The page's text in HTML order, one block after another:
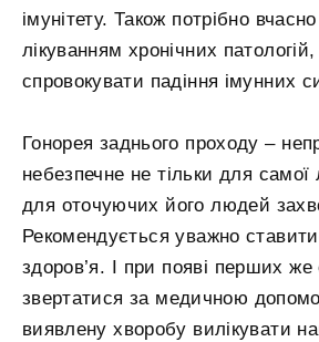
імунітету. Також потрібно
лікуванням хронічних
спровокувати падіння імунних
Гонорея заднього проходу –
небезпечне не тільки для
для оточуючих його людей
Рекомендується уважно
здоров’я. І при появі перших же
звертатися за медичною
виявлену хворобу вилікувати